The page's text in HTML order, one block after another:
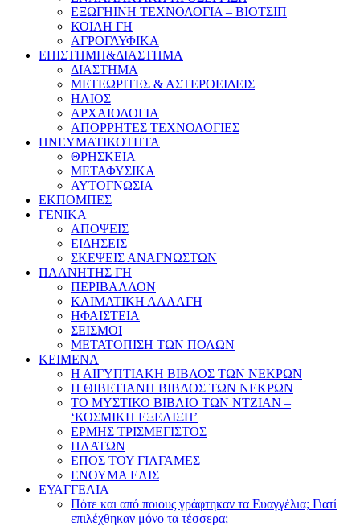
ΕΞΩΓΗΙΝΗ ΤΕΧΝΟΛΟΓΙΑ – ΒΙΟΤΣΙΠ
ΚΟΙΛΗ ΓΗ
ΑΓΡΟΓΛΥΦΙΚΑ
ΕΠΙΣΤΗΜΗ&ΔΙΑΣΤΗΜΑ
ΔΙΑΣΤΗΜΑ
ΜΕΤΕΩΡΙΤΕΣ & ΑΣΤΕΡΟΕΙΔΕΙΣ
ΗΛΙΟΣ
ΑΡΧΑΙΟΛΟΓΙΑ
ΑΠΟΡΡΗΤΕΣ ΤΕΧΝΟΛΟΓΙΕΣ
ΠΝΕΥΜΑΤΙΚΟΤΗΤΑ
ΘΡΗΣΚΕΙΑ
ΜΕΤΑΦΥΣΙΚΑ
ΑΥΤΟΓΝΩΣΙΑ
ΕΚΠΟΜΠΕΣ
ΓΕΝΙΚΑ
ΑΠΟΨΕΙΣ
ΕΙΔΗΣΕΙΣ
ΣΚΕΨΕΙΣ ΑΝΑΓΝΩΣΤΩΝ
ΠΛΑΝΗΤΗΣ ΓΗ
ΠΕΡΙΒΑΛΛΟΝ
ΚΛΙΜΑΤΙΚΗ ΑΛΛΑΓΗ
ΗΦΑΙΣΤΕΙΑ
ΣΕΙΣΜΟΙ
ΜΕΤΑΤΟΠΙΣΗ ΤΩΝ ΠΟΛΩΝ
ΚΕΙΜΕΝΑ
Η ΑΙΓΥΠΤΙΑΚΗ ΒΙΒΛΟΣ ΤΩΝ ΝΕΚΡΩΝ
Η ΘΙΒΕΤΙΑΝΗ ΒΙΒΛΟΣ ΤΩΝ ΝΕΚΡΩΝ
ΤΟ ΜΥΣΤΙΚΟ ΒΙΒΛΙΟ ΤΩΝ ΝΤΖΙΑΝ –
‘ΚΟΣΜΙΚΗ ΕΞΕΛΙΞΗ’
ΕΡΜΗΣ ΤΡΙΣΜΕΓΙΣΤΟΣ
ΠΛΑΤΩΝ
ΕΠΟΣ ΤΟΥ ΓΙΛΓΑΜΕΣ
ΕΝΟΥΜΑ ΕΛΙΣ
ΕΥΑΓΓΕΛΙΑ
Πότε και από ποιους γράφτηκαν τα Ευαγγέλια; Γιατί
επιλέχθηκαν μόνο τα τέσσερα;